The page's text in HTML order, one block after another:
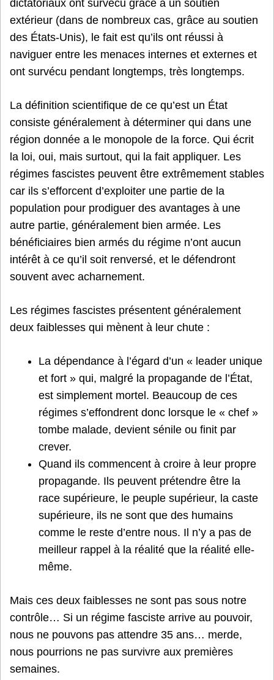
dictatoriaux ont survécu grâce à un soutien
extérieur (dans de nombreux cas, grâce au soutien
des États-Unis), le fait est qu’ils ont réussi à
naviguer entre les menaces internes et externes et
ont survécu pendant longtemps, très longtemps.
La définition scientifique de ce qu’est un État
consiste généralement à déterminer qui dans une
région donnée a le monopole de la force. Qui écrit
la loi, oui, mais surtout, qui la fait appliquer. Les
régimes fascistes peuvent être extrêmement stables
car ils s’efforcent d’exploiter une partie de la
population pour prodiguer des avantages à une
autre partie, généralement bien armée. Les
bénéficiaires bien armés du régime n’ont aucun
intérêt à ce qu’il soit renversé, et le défendront
souvent avec acharnement.
Les régimes fascistes présentent généralement
deux faiblesses qui mènent à leur chute :
La dépendance à l’égard d’un « leader unique
et fort » qui, malgré la propagande de l’État,
est simplement mortel. Beaucoup de ces
régimes s’effondrent donc lorsque le « chef »
tombe malade, devient sénile ou finit par
crever.
Quand ils commencent à croire à leur propre
propagande. Ils peuvent prétendre être la
race supérieure, le peuple supérieur, la caste
supérieure, ils ne sont que des humains
comme le reste d’entre nous. Il n’y a pas de
meilleur rappel à la réalité que la réalité elle-
même.
Mais ces deux faiblesses ne sont pas sous notre
contrôle… Si un régime fasciste arrive au pouvoir,
nous ne pouvons pas attendre 35 ans… merde,
nous pourrions ne pas survivre aux premières
semaines.